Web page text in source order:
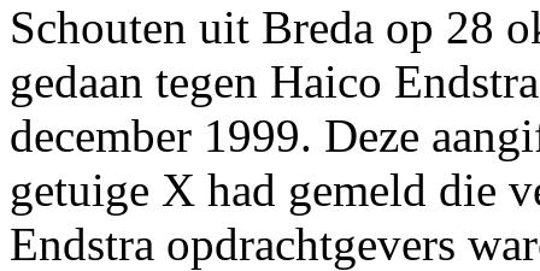
Schouten uit Breda op 28
gedaan tegen Haico
december 1999. Deze
getuige X had gemeld die
Endstra opdrachtgevers